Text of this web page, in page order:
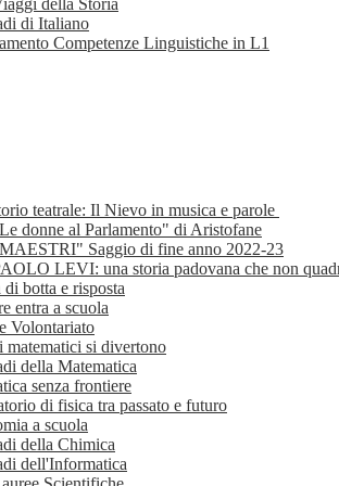
della Storia
di Italiano
Competenze Linguistiche in L1
teatrale: Il Nievo in musica e parole
donne al Parlamento" di Aristofane
Saggio di fine anno 2022-23
LEVI: una storia padovana che non
di botta e risposta
entra a scuola
Volontariato
matematici si divertono
della Matematica
senza frontiere
di fisica tra passato e futuro
a scuola
della Chimica
dell'Informatica